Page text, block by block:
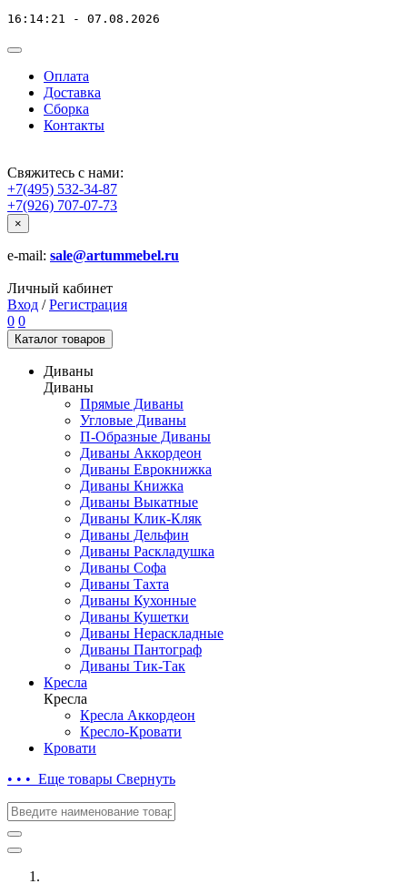
16:14:21 - 07.08.2026
Оплата
Доставка
Сборка
Контакты
Свяжитесь с нами:
+7(495) 532-34-87
+7(926) 707-07-73
×
e-mail: sale@artummebel.ru
Личный кабинет
Вход / Регистрация
0 0
Каталог товаров
Диваны
Диваны
Прямые Диваны
Угловые Диваны
П-Образные Диваны
Диваны Аккордеон
Диваны Еврокнижка
Диваны Книжка
Диваны Выкатные
Диваны Клик-Кляк
Диваны Дельфин
Диваны Раскладушка
Диваны Софа
Диваны Тахта
Диваны Кухонные
Диваны Кушетки
Диваны Нераскладные
Диваны Пантограф
Диваны Тик-Так
Кресла
Кресла
Кресла Аккордеон
Кресло-Кровати
Кровати
• • • Еще товары Свернуть